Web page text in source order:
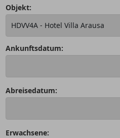
Objekt:
Ankunftsdatum:
Abreisedatum:
Erwachsene: